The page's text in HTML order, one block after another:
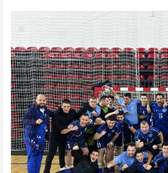
лига
(М):
Дерби
у
Источном
Сарајеву